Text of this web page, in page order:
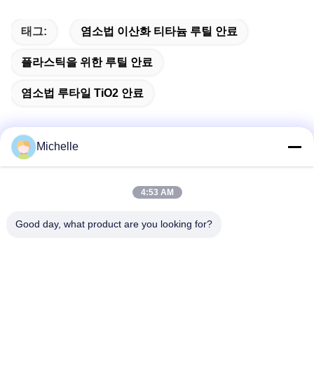
태그: 염소법 이산화 티타늄 루틸 안료
플라스틱을 위한 루틸 안료
염소법 루타일 TiO2 안료
Michelle
4:53 AM
Good day, what product are you looking for?